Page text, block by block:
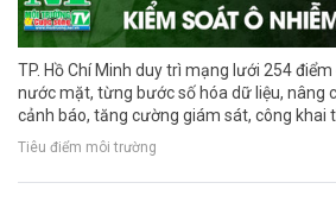
TP. Hồ Chí Minh duy trì mạng lưới 254
nước mặt, từng bước số hóa dữ liệu, nâng
cảnh báo, tăng cường giám sát, công khai
Tiêu điểm môi trường